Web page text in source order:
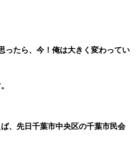
ったら、今！俺は大きく変わってい
、先日千葉市中央区の千葉市民会